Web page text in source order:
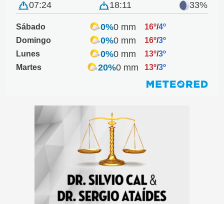
07:24 18:11 33%
Sábado 0%0 mm 16º/4º
Domingo
0%0 mm 16º/3º
Lunes
0%0 mm 13º/3º
Martes
20%0 mm 13º/3º